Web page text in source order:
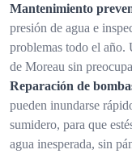
Mantenimiento
presión de agua e
problemas todo el año.
de Moreau sin
Reparación de
pueden inundarse
sumidero, para que
agua inesperada, sin